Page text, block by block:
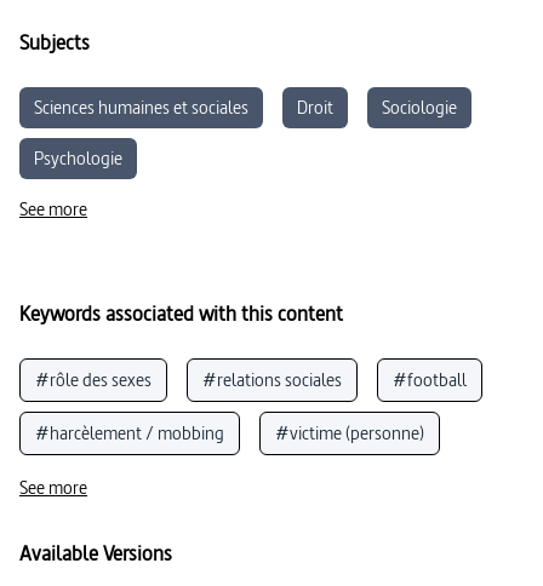
Subjects
Sciences humaines et sociales Droit
Sociologie
Psychologie
See more
Keywords associated with this content
#rôle des sexes #relations sociales #football
#harcèlement / mobbing #victime (personne)
#féminisme
#soumission
See more
Available Versions